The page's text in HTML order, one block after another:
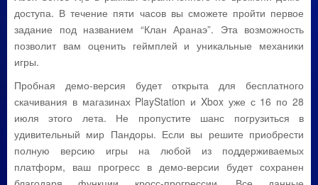
доступа. В течение пяти часов вы сможете пройти первое
задание под названием “Клан Аранаэ”. Эта возможность
позволит вам оценить геймплей и уникальные механики
игры.
Пробная демо-версия будет открыта для бесплатного
скачивания в магазинах PlayStation и Xbox уже с 16 по 28
июля этого лета. Не пропустите шанс погрузиться в
удивительный мир Пандоры. Если вы решите приобрести
полную версию игры на любой из поддерживаемых
платформ, ваш прогресс в демо-версии будет сохранен